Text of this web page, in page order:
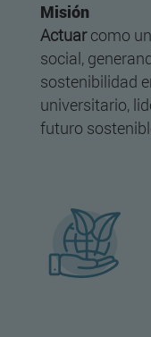
Misión
Actuarcomo
social,
sostenibilidad
universitario,
futuro